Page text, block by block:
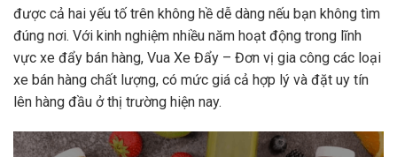
được cả hai yếu tố trên không hề dễ dàng nếu bạn không tìm
đúng nơi. Với kinh nghiệm nhiều năm hoạt động trong lĩnh
vực xe đẩy bán hàng, Vua Xe Đẩy – Đơn vị gia công các loại
xe bán hàng chất lượng, có mức giá cả hợp lý và đặt uy tín
lên hàng đầu ở thị trường hiện nay.